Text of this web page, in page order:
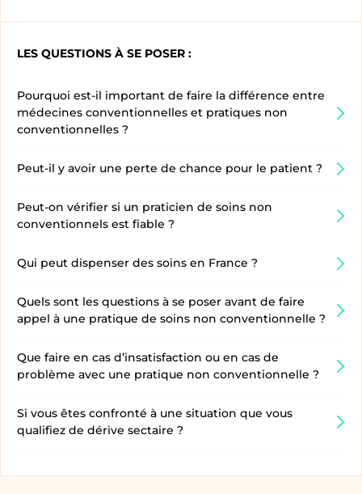
LES QUESTIONS À SE POSER :
Pourquoi est-il important de faire la différence entre
médecines conventionnelles et pratiques non
conventionnelles ?
Peut-il y avoir une perte de chance pour le patient ?
Peut-on vérifier si un praticien de soins non
conventionnels est fiable ?
Qui peut dispenser des soins en France ?
Quels sont les questions à se poser avant de faire
appel à une pratique de soins non conventionnelle ?
Que faire en cas d’insatisfaction ou en cas de
problème avec une pratique non conventionnelle ?
Si vous êtes confronté à une situation que vous
qualifiez de dérive sectaire ?